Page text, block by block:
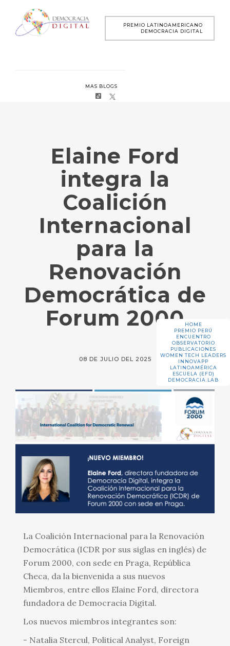
PREMIO LATINOAMERICANO
DEMOCRACIA DIGITAL
MAS BLOGS
HOME
PREMIO PERÚ
ENCUENTRO
OBSERVATORIO
PUBLICACIONES
WOMEN TECH LEADERS
INNOVAPP
LATINOAMÉRICA
ESCUELA (EFD)
DEMOCRACIA.LAB
Elaine Ford
integra la
Coalición
Internacional
para la
Renovación
Democrática de
Forum 2000
08 DE JULIO DEL 2025
La Coalición Internacional para la Renovación
Democrática (ICDR por sus siglas en inglés) de
Forum 2000, con sede en Praga, República
Checa, da la bienvenida a sus nuevos
Miembros, entre ellos Elaine Ford, directora
fundadora de Democracia Digital.
Los nuevos miembros integrantes son:
- Natalia Stercul, Political Analyst, Foreign